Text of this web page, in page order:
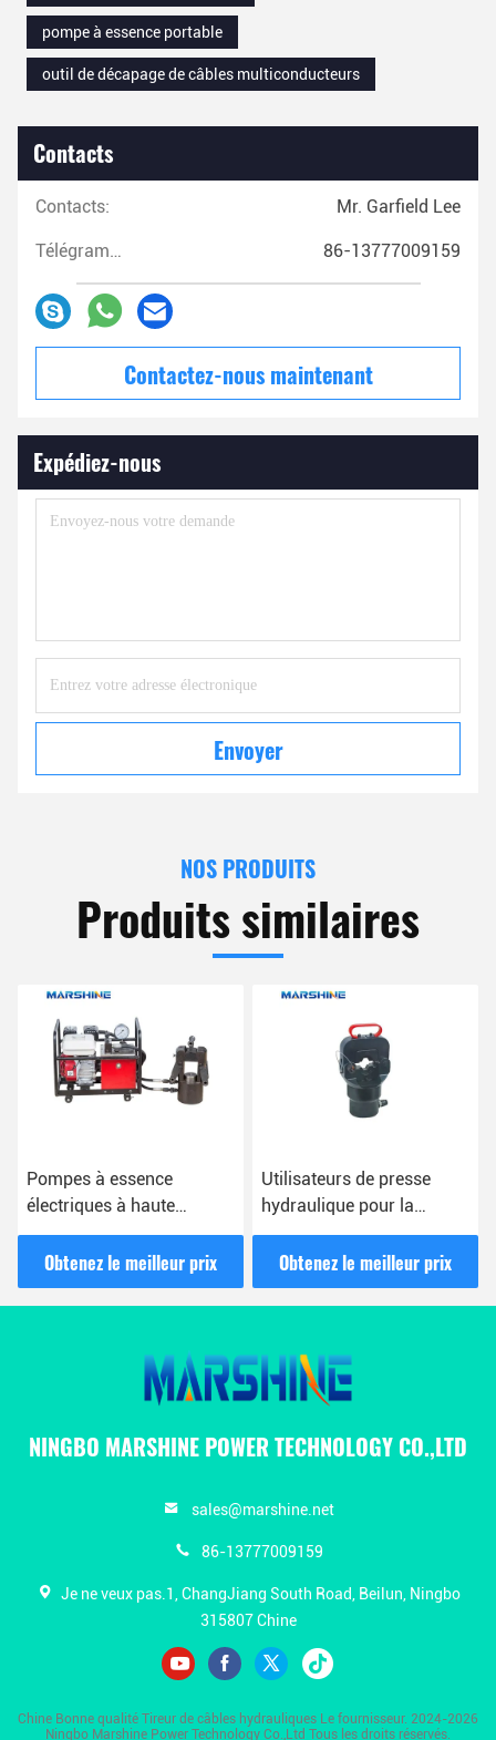
pompe à essence portable
outil de décapage de câbles multiconducteurs
Contacts
Contacts: Mr. Garfield Lee
Télégramme: 86-13777009159
Contactez-nous maintenant
Expédiez-nous
Envoyer
NOS PRODUITS
Produits similaires
Pompes à essence
électriques à haute
pression pour la
construction de lignes
aériennes
Obtenez le meilleur prix
Utilisateurs de presse
hydraulique pour la
gestion des câbles et les
travaux électriques
Obtenez le meilleur prix
NINGBO MARSHINE POWER TECHNOLOGY CO.,LTD
sales@marshine.net
86-13777009159
Je ne veux pas.1, ChangJiang South Road, Beilun, Ningbo
315807 Chine
Chine Bonne qualité Tireur de câbles hydrauliques Le fournisseur. 2024-2026
Ningbo Marshine Power Technology Co.,Ltd Tous les droits réservés.